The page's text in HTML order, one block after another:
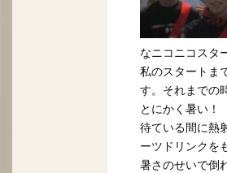
なニコニコスタ
私のスタートま
す。それまでの
とにかく暑い！
待ている間に熱
ーツドリンクを
暑さのせいで倒